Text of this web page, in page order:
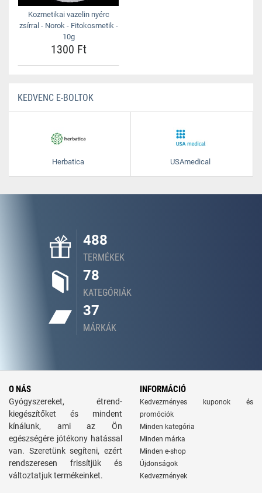
Kozmetikai vazelin nyérc
zsírral - Norok - Fitokosmetik -
10g
1300 Ft
KEDVENC E-BOLTOK
Herbatica USAmedical
488
TERMÉKEK
78
KATEGÓRIÁK
37
MÁRKÁK
O NÁS
Gyógyszereket, étrend-
kiegészítőket és mindent
kínálunk, ami az Ön
egészségére jótékony hatással
van. Szeretünk segíteni, ezért
rendszeresen frissítjük és
változtatjuk termékeinket.
INFORMÁCIÓ
Kedvezményes kuponok és
promóciók
Minden kategória
Minden márka
Minden e-shop
Újdonságok
Kedvezmények